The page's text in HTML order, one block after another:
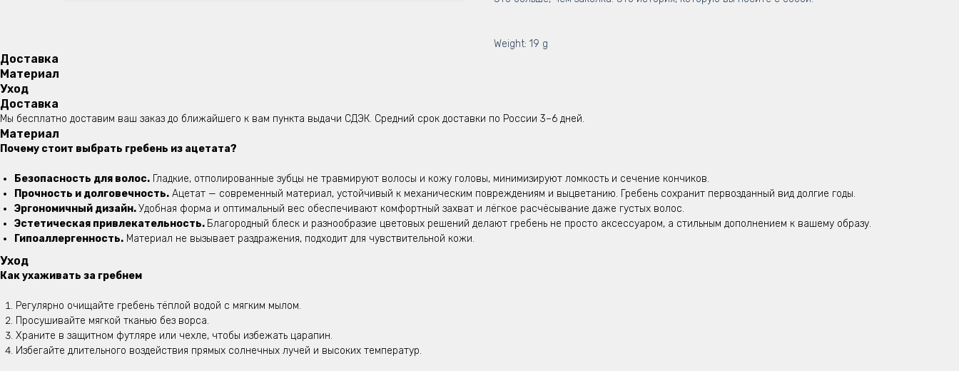
Weight: 19 g
Доставка
Материал
Уход
Доставка
Мы бесплатно доставим ваш заказ до ближайшего к вам пункта выдачи СДЭК. Средний срок доставки по России 3–6 дней.
Материал
Почему стоит выбрать гребень из ацетата?
Безопасность для волос. Гладкие, отполированные зубцы не травмируют волосы и кожу головы, минимизируют ломкость и сечение кончиков.
Прочность и долговечность. Ацетат — современный материал, устойчивый к механическим повреждениям и выцветанию. Гребень сохранит первозданный вид долгие годы.
Эргономичный дизайн.Удобная форма и оптимальный вес обеспечивают комфортный захват и лёгкое расчёсывание даже густых волос.
Эстетическая привлекательность. Благородный блеск и разнообразие цветовых решений делают гребень не просто аксессуаром, а стильным дополнением к вашему образу.
Гипоаллергенность. Материал не вызывает раздражения, подходит для чувствительной кожи.
Уход
Как ухаживать за гребнем
Регулярно очищайте гребень тёплой водой с мягким мылом.
Просушивайте мягкой тканью без ворса.
Храните в защитном футляре или чехле, чтобы избежать царапин.
Избегайте длительного воздействия прямых солнечных лучей и высоких температур.